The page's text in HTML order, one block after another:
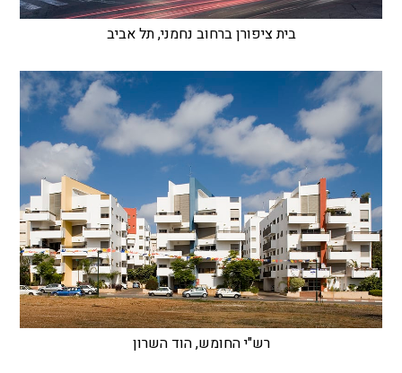
בית ציפורן ברחוב נחמני, תל אביב
רש"י החומש, הוד השרון